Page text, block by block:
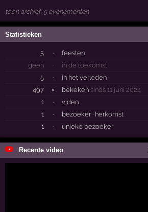
toon archief, 5 evenementen
Statistieken
5 ·
feesten
geen
·
in de toekomst
5
·
in het verleden
497
× bekeken sinds 11 juni 2024
1
·
video
1
· bezoeker · herkomst
1
· unieke bezoeker
Recente video